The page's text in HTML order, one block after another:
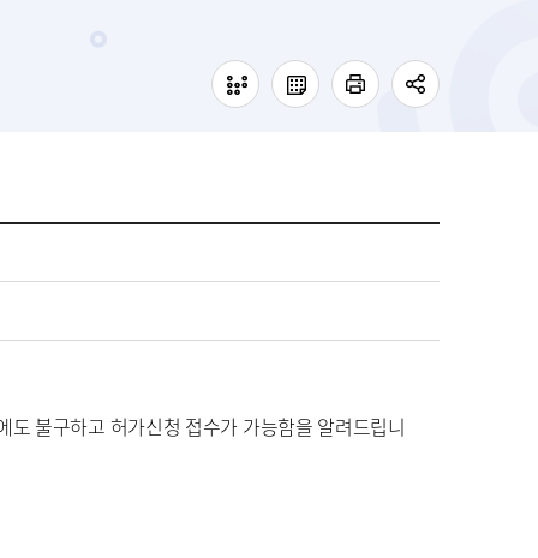
불구하고 허가신청 접수가 가능함을 알려드립니